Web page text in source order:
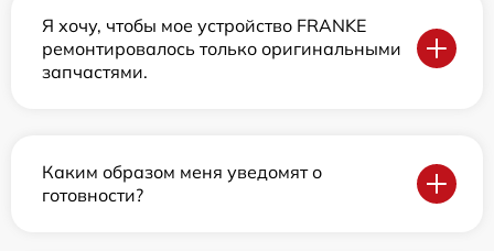
Я хочу, чтобы мое устройство FRANKE
ремонтировалось только оригинальными
запчастями.
Каким образом меня уведомят о
готовности?